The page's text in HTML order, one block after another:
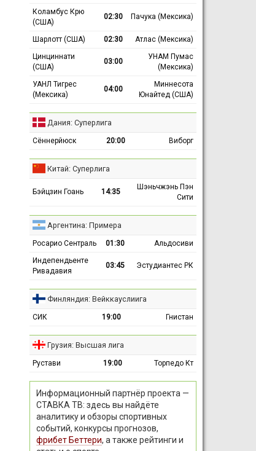
Коламбус Крю
(США)
02:30 Пачука (Мексика)
Шарлотт (США) 02:30
Атлас (Мексика)
Цинциннати
(США)
03:00
УНАМ Пумас
(Мексика)
УАНЛ Тигрес
(Мексика)
04:00
Миннесота
Юнайтед (США)
Дания: Суперлига
Сённерйюск 20:00 Виборг
Китай: Суперлига
Бэйцзин Гоань 14:35
Шэньчжэнь Пэн
Сити
Аргентина: Примера
Росарио Сентраль 01:30
Альдосиви
Индепендьенте
Ривадавия
03:45 Эстудиантес РК
Финляндия: Вейккауслиига
СИК 19:00 Гнистан
Грузия: Высшая лига
Рустави 19:00 Торпедо Кт
Информационный партнёр проекта —
СТАВКА ТВ: здесь вы найдёте
аналитику и обзоры спортивных
событий, конкурсы прогнозов,
фрибет Беттери, а также рейтинги и